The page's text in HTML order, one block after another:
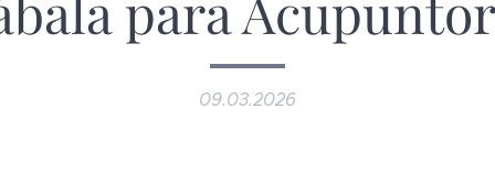
09.03.2026